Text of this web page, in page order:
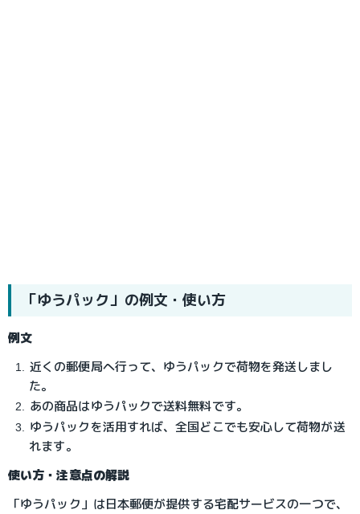
「ゆうパック」の例文・使い方
例文
近くの郵便局へ行って、ゆうパックで荷物を発送しまし
た。
あの商品はゆうパックで送料無料です。
ゆうパックを活用すれば、全国どこでも安心して荷物が送
れます。
使い方・注意点の解説
「ゆうパック」は日本郵便が提供する宅配サービスの一つで、